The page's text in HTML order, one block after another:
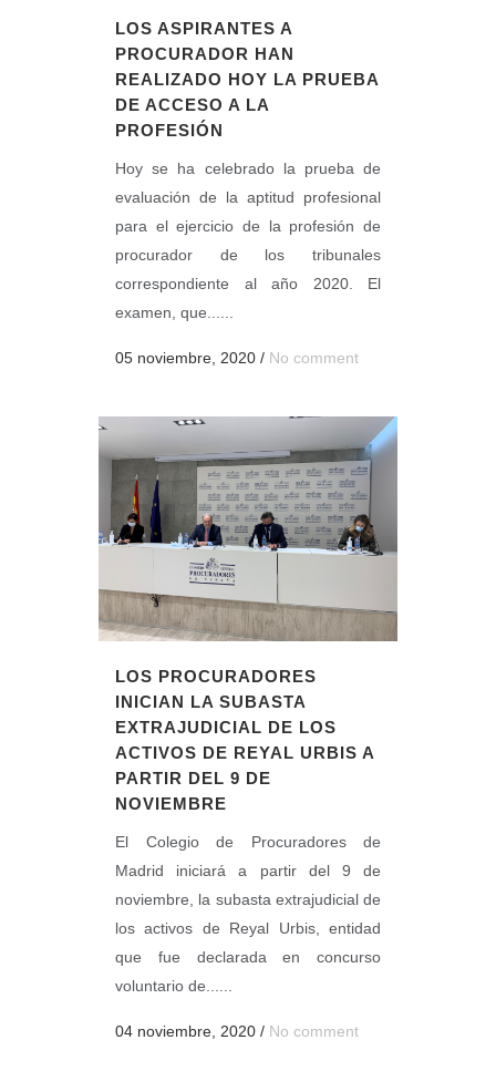
LOS ASPIRANTES A
PROCURADOR HAN
REALIZADO HOY LA PRUEBA
DE ACCESO A LA
PROFESIÓN
Hoy se ha celebrado la prueba de
evaluación de la aptitud profesional
para el ejercicio de la profesión de
procurador de los tribunales
correspondiente al año 2020. El
examen, que......
05 noviembre, 2020 / No comment
LOS PROCURADORES
INICIAN LA SUBASTA
EXTRAJUDICIAL DE LOS
ACTIVOS DE REYAL URBIS A
PARTIR DEL 9 DE
NOVIEMBRE
El Colegio de Procuradores de
Madrid iniciará a partir del 9 de
noviembre, la subasta extrajudicial de
los activos de Reyal Urbis, entidad
que fue declarada en concurso
voluntario de......
04 noviembre, 2020 / No comment